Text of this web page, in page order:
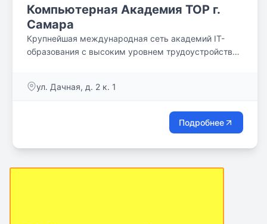
Компьютерная Академия TOP г.
Самара
Крупнейшая международная сеть академий IT-
образования с высоким уровнем трудоустройства
ул. Дачная, д. 2 к. 1
Подробнее